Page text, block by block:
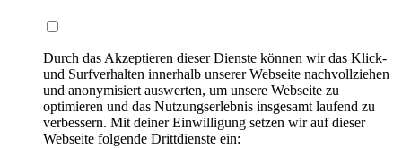
Durch das Akzeptieren dieser Dienste können wir das Klick-
und Surfverhalten innerhalb unserer Webseite nachvollziehen
und anonymisiert auswerten, um unsere Webseite zu
optimieren und das Nutzungserlebnis insgesamt laufend zu
verbessern. Mit deiner Einwilligung setzen wir auf dieser
Webseite folgende Drittdienste ein: